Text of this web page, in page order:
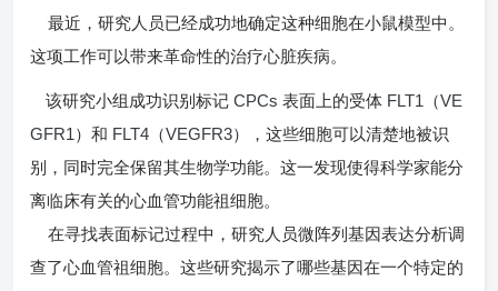
最近，研究人员已经成功地确定这种细胞在小鼠模型中。
这项工作可以带来革命性的治疗心脏疾病。
该研究小组成功识别标记 CPCs 表面上的受体 FLT1 （VE
GFR1）和 FLT4 （VEGFR3），这些细胞可以清楚地被识
别，同时完全保留其生物学功能。这一发现使得科学家能分
离临床有关的心血管功能祖细胞。
在寻找表面标记过程中，研究人员微阵列基因表达分析调
查了心血管祖细胞。这些研究揭示了哪些基因在一个特定的